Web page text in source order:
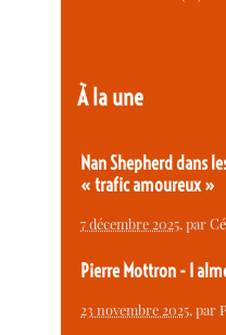
À la une
Nan Shepherd dans
« trafic amoureux »
7 décembre 2025, par
Pierre Mottron - I
23 novembre 2025, par